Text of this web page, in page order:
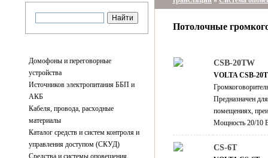
Домофоны и переговорные
устройства
Источников электропитания ББП и
АКБ
Кабеля, провода, расходные
материалы
Каталог средств и систем контроля и
управления доступом (СКУД)
Средства и системы оповещения,
Потолочные
CSB-20TW
VOLTA CSB-
Предназначен
помещениях,
Мощность 20/10
CS-6T